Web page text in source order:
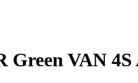
Green VAN